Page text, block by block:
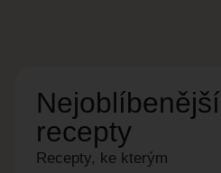
Nejoblíbenější
recepty
Recepty, ke kterým